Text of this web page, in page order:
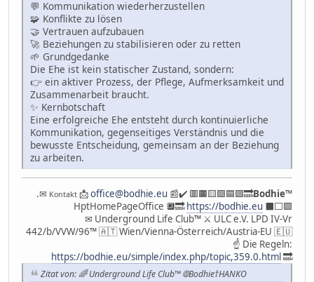
💬 Kommunikation wiederherzustellen
🧩 Konflikte zu lösen
🤝 Vertrauen aufzubauen
🚀 Beziehungen zu stabilisieren oder zu retten
🌱 Grundgedanke
Die Ehe ist kein statischer Zustand, sondern:
👉 ein aktiver Prozess, der Pflege, Aufmerksamkeit und
Zusammenarbeit braucht.
✨ Kernbotschaft
Eine erfolgreiche Ehe entsteht durch kontinuierliche
Kommunikation, gegenseitiges Verständnis und die
bewusste Entscheidung, gemeinsam an der Beziehung
zu arbeiten.
.✉ Kontakt 📩office@bodhie.eu 📰✔️ 🟥🟧🟨🟩🟦🟪🔜Bodhie™
HptHomePageOffice 🔲🔜https://bodhie.eu ⬛️⬜️🟪
✉ Underground Life Club™ ⚔ ULC e.V. LPD IV-Vr
442/b/VVW/96™ 🇦🇹 Wien/Vienna-Österreich/Austria-EU 🇪🇺
☝ Die Regeln:
https://bodhie.eu/simple/index.php/topic,359.0.html🔜
Zitat von: 🌈 Underground Life Club™ 🌐Bodhie†HANKO